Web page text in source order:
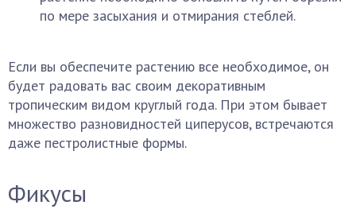
по мере засыхания и отмирания стеблей.
Если вы обеспечите растению все необходимое, он
будет радовать вас своим декоративным
тропическим видом круглый года. При этом бывает
множество разновидностей циперусов, встречаются
даже пестролистные формы.
Фикусы